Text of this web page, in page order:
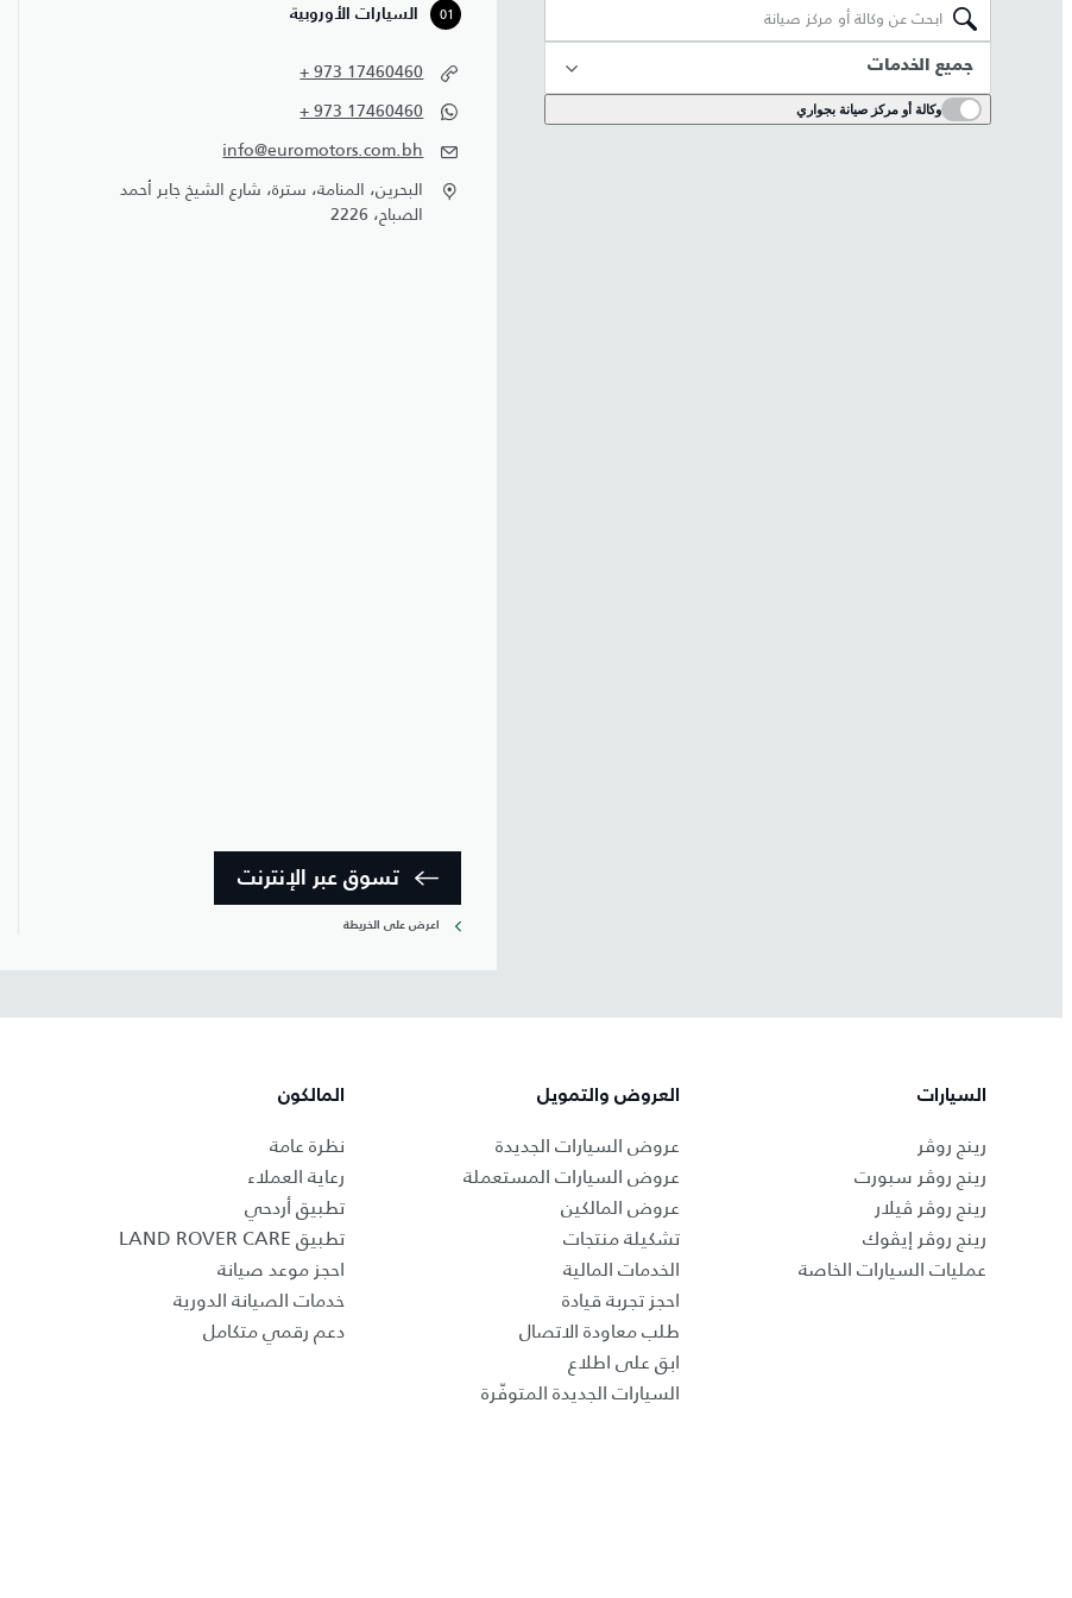
جميع الخدمات
وكالة أو مركز صيانة بجواري
01 السيارات الأوروبية
+ 973 17460460
+ 973 17460460
info@euromotors.com.bh
البحرين، المنامة، سترة، شارع الشيخ جابر أحمد
الصباح، 2226
تسوق عبر الإنترنت
اعرض على الخريطة
السيارات
رينج روڤر
رينج روڤر سبورت
رينج روڤر ڤيلار
رينج روڤر إيڤوك
عمليات السيارات الخاصة
العروض والتمويل
عروض السيارات الجديدة
عروض السيارات المستعملة
عروض المالكين
تشكيلة منتجات
الخدمات المالية
احجز تجربة قيادة
طلب معاودة الاتصال
ابق على اطلاع
السيارات الجديدة المتوفّرة
المالكون
نظرة عامة
رعاية العملاء
تطبيق أردحي
تطبيق LAND ROVER CARE
احجز موعد صيانة
خدمات الصيانة الدورية
دعم رقمي متكامل